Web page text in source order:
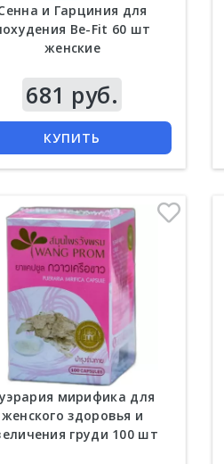
и Гарциния для
Be-Fit 60 шт
женские
681 руб.
КУПИТЬ
мирифика для
женского здоровья и
груди 100 шт